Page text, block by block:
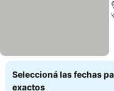
Seleccioná las fechas
exactos